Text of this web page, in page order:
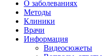
О заболеваниях
Методы
Клиники
Врачи
Информация
Видеосюжеты